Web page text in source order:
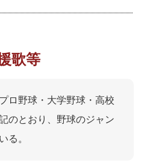
歌等
ロ野球・大学野球・高校
のとおり、野球のジャン
る。